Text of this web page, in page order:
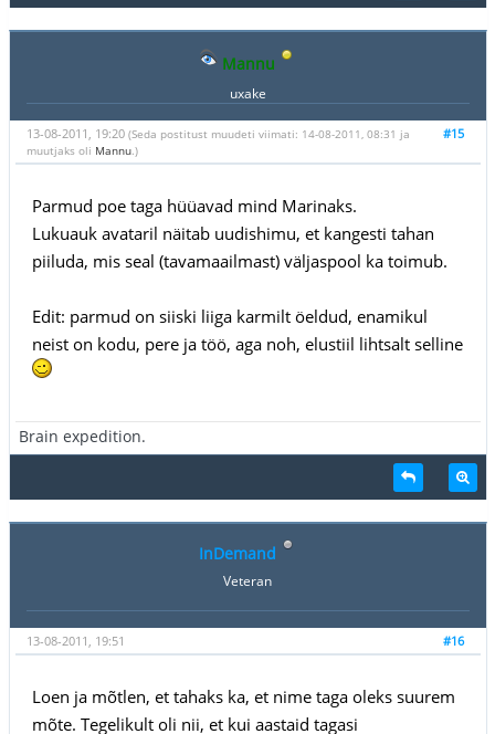
Mannu
uxake
#15
13-08-2011, 19:20 (Seda postitust muudeti viimati: 14-08-2011, 08:31 ja
muutjaks oli Mannu.)
Parmud poe taga hüüavad mind Marinaks.
Lukuauk avataril näitab uudishimu, et kangesti tahan
piiluda, mis seal (tavamaailmast) väljaspool ka toimub.
Edit: parmud on siiski liiga karmilt öeldud, enamikul
neist on kodu, pere ja töö, aga noh, elustiil lihtsalt selline
Brain expedition.
InDemand
Veteran
#16
13-08-2011, 19:51
Loen ja mõtlen, et tahaks ka, et nime taga oleks suurem
mõte. Tegelikult oli nii, et kui aastaid tagasi